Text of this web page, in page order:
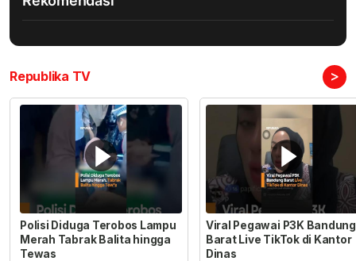
Republika TV >
Polisi Diduga Terobos Lampu
Merah Tabrak Balita hingga
Tewas
Viral Pegawai P3K Bandung
Barat Live TikTok di Kantor
Dinas